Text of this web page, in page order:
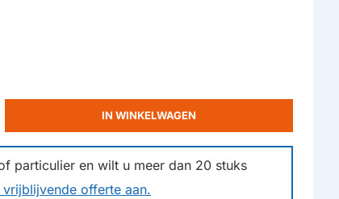
particulier en wilt u meer dan 20 stuks
offerte aan.
IN WINKELWAGEN